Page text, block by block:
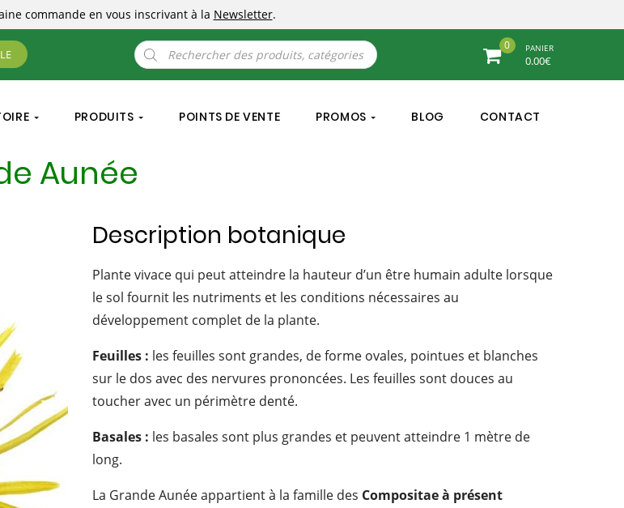
commande en vous inscrivant à la Newsletter.
Recherche
de
produits
0 PANIER
0.00€
PRODUITS POINTS DE VENTE PROMOS BLOG CONTACT
Aunée
Description botanique
Plante vivace qui peut atteindre la hauteur d’un être humain adulte lorsque
le sol fournit les nutriments et les conditions nécessaires au
développement complet de la plante.
Feuilles : les feuilles sont grandes, de forme ovales, pointues et blanches
sur le dos avec des nervures prononcées. Les feuilles sont douces au
toucher avec un périmètre denté.
Basales : les basales sont plus grandes et peuvent atteindre 1 mètre de
long.
La Grande Aunée appartient à la famille des Compositae à présent